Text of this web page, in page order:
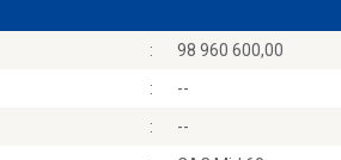
:
98 960 600,00
:
--
:
--